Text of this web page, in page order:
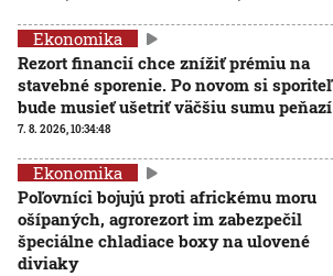
Ekonomika
Rezort financií chce znížiť prémiu na
stavebné sporenie. Po novom si sporiteľ
bude musieť ušetriť väčšiu sumu peňazí
7. 8. 2026, 10:34:48
Ekonomika
Poľovníci bojujú proti africkému moru
ošípaných, agrorezort im zabezpečil
špeciálne chladiace boxy na ulovené
diviaky